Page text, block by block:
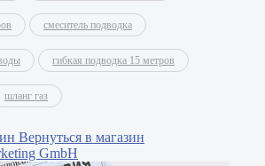
смеситель подводка
гибкая подводка 15 метров
шланг газ
Вернуться в магазин
GmbH